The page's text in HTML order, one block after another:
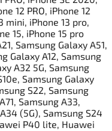
12 PRO, iPhone 12
mini, iPhone 13 pro,
15, iPhone 15 pro
Samsung Galaxy A51,
Galaxy A12, Samsung
A32 5G, Samsung
Samsung Galaxy
S22, Samsung
Samsung A33,
(5G), Samsung S24
P40 lite, Huawei